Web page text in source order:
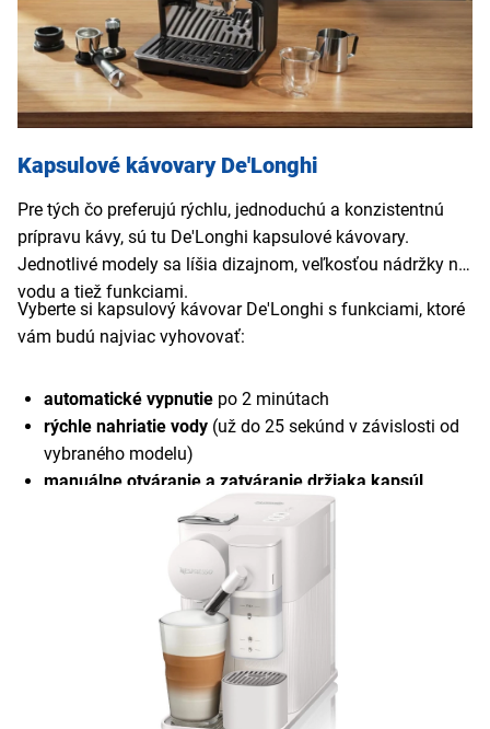
Mnoho ďalších profesionálnych funkcií, ktoré vám
umožnia pripraviť kávu na úrovni baristu.
Kapsulové kávovary De'Longhi
Pre tých čo preferujú rýchlu, jednoduchú a konzistentnú
prípravu kávy, sú tu De'Longhi kapsulové kávovary.
Jednotlivé modely sa líšia dizajnom, veľkosťou nádržky na
vodu a tiež funkciami.
Vyberte si kapsulový kávovar De'Longhi s funkciami, ktoré
vám budú najviac vyhovovať:
automatické vypnutie po 2 minútach
rýchle nahriatie vody (už do 25 sekúnd v závislosti od
vybraného modelu)
manuálne otváranie a zatváranie držiaka kapsúl
Technológia Centrifusion™
pre rovnomernú extrakciu